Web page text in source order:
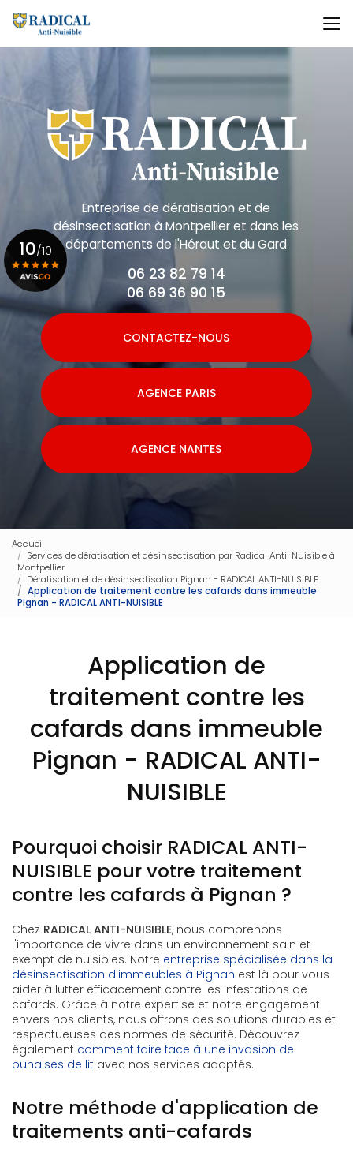
au
contenu
principal
Entreprise de dératisation et de
désinsectisationà Montpellier et dans les
départements de l'Héraut et du Gard
06 23 82 79 14
06 69 36 90 15
CONTACTEZ-NOUS
AGENCE PARIS
AGENCE NANTES
10/10
Voir le certificat
Accueil
Services de dératisation et désinsectisation par Radical Anti-Nuisible à
Montpellier
Dératisation et de désinsectisation Pignan - RADICAL ANTI-NUISIBLE
Application de traitement contre les cafards dans immeuble
Pignan - RADICAL ANTI-NUISIBLE
Application de
traitement contre les
cafards dans immeuble
Pignan - RADICAL ANTI-
NUISIBLE
Pourquoi choisir RADICAL ANTI-
NUISIBLE pour votre traitement
contre les cafards à Pignan ?
Chez RADICAL ANTI-NUISIBLE, nous comprenons
l'importance de vivre dans un environnement sain et
exempt de nuisibles. Notre entreprise spécialisée dans la
désinsectisation d'immeubles à Pignan est là pour vous
aider à lutter efficacement contre les infestations de
cafards. Grâce à notre expertise et notre engagement
envers nos clients, nous offrons des solutions durables et
respectueuses des normes de sécurité. Découvrez
également comment faire face à une invasion de
punaises de lit avec nos services adaptés.
Notre méthode d'application de
traitements anti-cafards